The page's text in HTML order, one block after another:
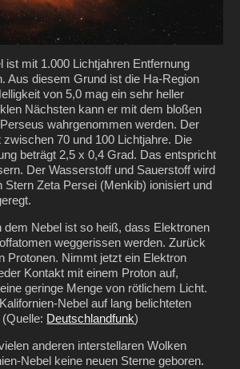
ist mit 1.000 Lichtjahren Entfernung
Aus diesem Grund ist die Ha-Region
von 5,0 mag ein sehr heller
Nächsten kann er mit dem bloßen
wahrgenommen werden. Der
zwischen 70 und 100 Lichtjahre. Die
beträgt 2,5 x 0,4 Grad. Das entspricht
DerWasserstoff und Sauerstoff wird
Stern Zeta Persei (Menkib) ionisiert und
dem Nebel ist so heiß, dass Elektronen
weggerissen werden. Zurück
Protonen. Nimmt jetzt ein Elektron
Kontakt mit einem Proton auf,
geringe Menge von rötlichem Licht.
Nebel auf lang belichteten
Deutschlandfunk)
anderen interstellaren Wolken
Nebel keine neuen Sterne geboren.